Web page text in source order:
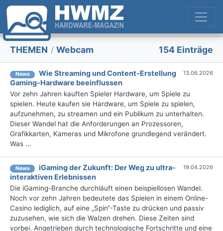
THEMEN / Webcam 154 Einträge
News
Wie Streaming und Content-Erstellung
Gaming-Hardware beeinflussen
13.06.2026
Vor zehn Jahren kauften Spieler Hardware, um Spiele zu
spielen. Heute kaufen sie Hardware, um Spiele zu spielen,
aufzunehmen, zu streamen und ein Publikum zu unterhalten.
Dieser Wandel hat die Anforderungen an Prozessoren,
Grafikkarten, Kameras und Mikrofone grundlegend verändert.
Was ...
News
iGaming der Zukunft: Der Weg zu ultra-
interaktiven Erlebnissen
19.04.2026
Die iGaming-Branche durchläuft einen beispiellosen Wandel.
Noch vor zehn Jahren bedeutete das Spielen in einem Online-
Casino lediglich, auf eine „Spin“-Taste zu drücken und passiv
zuzusehen, wie sich die Walzen drehen. Diese Zeiten sind
vorbei. Angetrieben durch technologische Fortschritte und eine